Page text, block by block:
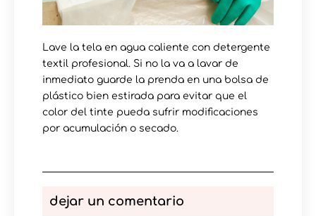
Lave la tela en agua caliente con detergente
textil profesional. Si no la va a lavar de
inmediato guarde la prenda en una bolsa de
plástico bien estirada para evitar que el
color del tinte pueda sufrir modificaciones
por acumulación o secado.
dejar un comentario